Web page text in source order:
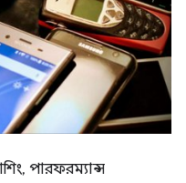
পারফরম্যান্স